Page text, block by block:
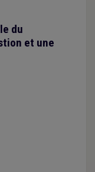
du
et une